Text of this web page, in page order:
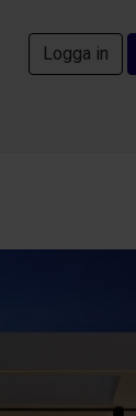
Logga in
Logga in